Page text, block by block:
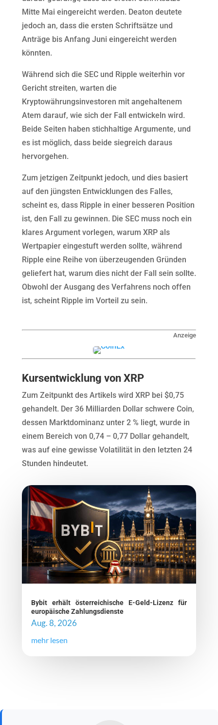
Mitte Mai eingereicht werden. Deaton deutete
jedoch an, dass die ersten Schriftsätze und
Anträge bis Anfang Juni eingereicht werden
könnten.
Während sich die SEC und Ripple weiterhin vor
Gericht streiten, warten die
Kryptowährungsinvestoren mit angehaltenem
Atem darauf, wie sich der Fall entwickeln wird.
Beide Seiten haben stichhaltige Argumente, und
es ist möglich, dass beide siegreich daraus
hervorgehen.
Zum jetzigen Zeitpunkt jedoch, und dies basiert
auf den jüngsten Entwicklungen des Falles,
scheint es, dass Ripple in einer besseren Position
ist, den Fall zu gewinnen. Die SEC muss noch ein
klares Argument vorlegen, warum XRP als
Wertpapier eingestuft werden sollte, während
Ripple eine Reihe von überzeugenden Gründen
geliefert hat, warum dies nicht der Fall sein sollte.
Obwohl der Ausgang des Verfahrens noch offen
ist, scheint Ripple im Vorteil zu sein.
Anzeige
Kursentwicklung von XRP
Zum Zeitpunkt des Artikels wird XRP bei $0,75
gehandelt. Der 36 Milliarden Dollar schwere Coin,
dessen Marktdominanz unter 2 % liegt, wurde in
einem Bereich von 0,74 – 0,77 Dollar gehandelt,
was auf eine gewisse Volatilität in den letzten 24
Stunden hindeutet.
Bybit erhält österreichische E-Geld-Lizenz für
europäische Zahlungsdienste
Aug. 8, 2026
mehr lesen